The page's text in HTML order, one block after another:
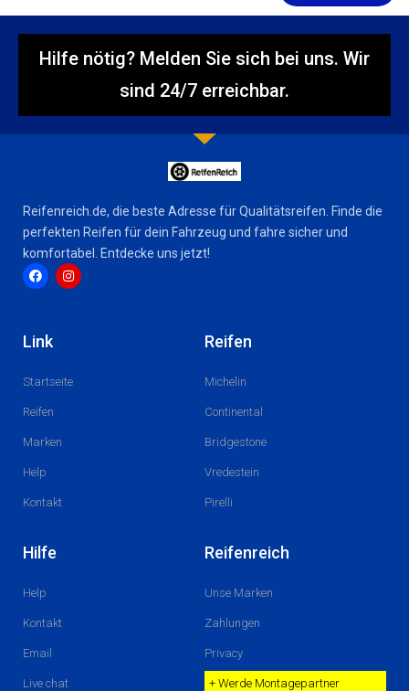
Hilfe nötig? Melden Sie sich bei uns. Wir
sind 24/7 erreichbar.
Reifenreich.de, die beste Adresse für Qualitätsreifen. Finde die
perfekten Reifen für dein Fahrzeug und fahre sicher und
komfortabel. Entdecke uns jetzt!
c
e
o r
Link
Startseite
Reifen
Marken
Help
Kontakt
Reifen
Michelin
Continental
Bridgestone
Vredestein
Pirelli
Hilfe
Help
Kontakt
Email
Live chat
Reifenreich
Unse Marken
Zahlungen
Privacy
+ Werde Montagepartner